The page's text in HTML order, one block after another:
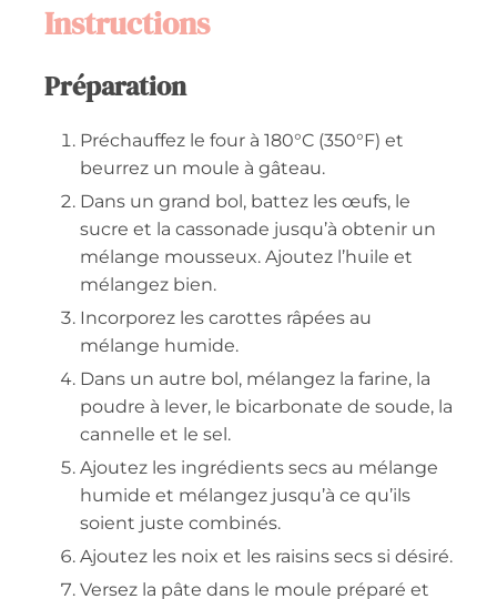
Instructions
Préparation
Préchauffez le four à 180°C (350°F) et
beurrez un moule à gâteau.
Dans un grand bol, battez les œufs, le
sucre et la cassonade jusqu’à obtenir un
mélange mousseux. Ajoutez l’huile et
mélangez bien.
Incorporez les carottes râpées au
mélange humide.
Dans un autre bol, mélangez la farine, la
poudre à lever, le bicarbonate de soude, la
cannelle et le sel.
Ajoutez les ingrédients secs au mélange
humide et mélangez jusqu’à ce qu’ils
soient juste combinés.
Ajoutez les noix et les raisins secs si désiré.
Versez la pâte dans le moule préparé et